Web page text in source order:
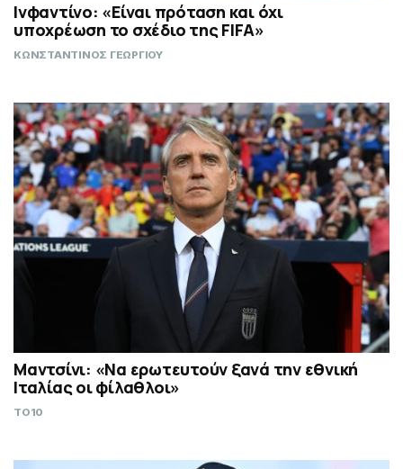
Ινφαντίνο: «Είναι πρόταση και όχι
υποχρέωση το σχέδιο της FIFA»
ΚΩΝΣΤΑΝΤΙΝΟΣ ΓΕΩΡΓΙΟΥ
Μαντσίνι: «Να ερωτευτούν ξανά την εθνική
Ιταλίας οι φίλαθλοι»
TO10